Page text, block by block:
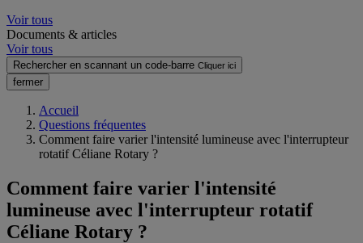
Voir tous
Documents & articles
Voir tous
Rechercher en scannant un code-barre Cliquer ici
fermer
Accueil
Questions fréquentes
Comment faire varier l'intensité lumineuse avec l'interrupteur
rotatif Céliane Rotary ?
Comment faire varier l'intensité
lumineuse avec l'interrupteur rotatif
Céliane Rotary ?